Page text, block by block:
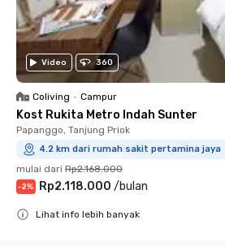
Video 360
Coliving • Campur
Kost Rukita Metro Indah Sunter
Papanggo, Tanjung Priok
4.2 km dari rumah sakit pertamina jaya
mulai dari Rp2.168.000
-2% Rp2.118.000 /bulan
Lihat info lebih banyak